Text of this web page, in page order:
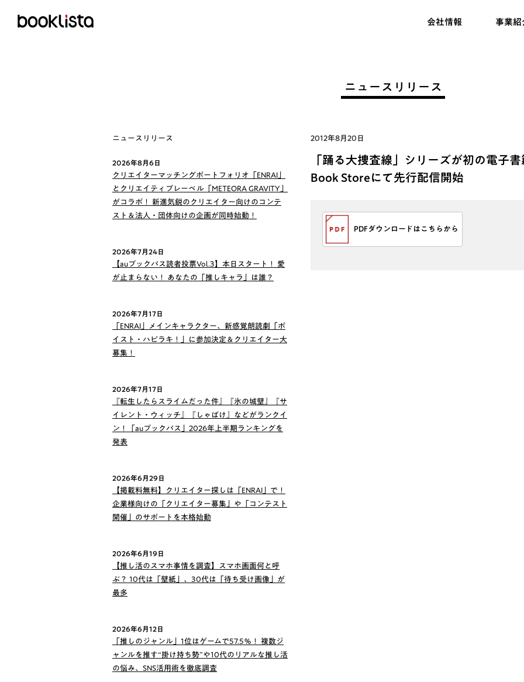
会社情報 事業紹
ニュースリリース
2012年8月20日
「踊る大捜査線」シリーズが初の電子
Book Storeにて先行配信開始
PDFダウンロードはこちらから
ニュースリリース
2026年8月6日
クリエイターマッチングポートフォリオ「ENRAI」
とクリエイティブレーベル「METEORA GRAVITY」
がコラボ！ 新進気鋭のクリエイター向けのコンテ
スト＆法人・団体向けの企画が同時始動！
2026年7月24日
【auブックパス読者投票Vol.3】本日スタート！ 愛
が止まらない！ あなたの「推しキャラ」は誰？
2026年7月17日
「ENRAI」メインキャラクター、新感覚朗読劇「ボ
イスト・ハピラキ！」に参加決定＆クリエイター大
募集！
2026年7月17日
『転生したらスライムだった件』『氷の城壁』『サ
イレント・ウィッチ』『しゃばけ』などがランクイ
ン！「auブックパス」2026年上半期ランキングを
発表
2026年6月29日
【掲載料無料】クリエイター探しは「ENRAI」で！
企業様向けの「クリエイター募集」や「コンテスト
開催」のサポートを本格始動
2026年6月19日
【推し活のスマホ事情を調査】スマホ画面何と呼
ぶ？ 10代は「壁紙」、30代は「待ち受け画像」が
最多
2026年6月12日
「推しのジャンル」1位はゲームで57.5％！ 複数ジ
ャンルを推す“掛け持ち勢”や10代のリアルな推し活
の悩み、SNS活用術を徹底調査